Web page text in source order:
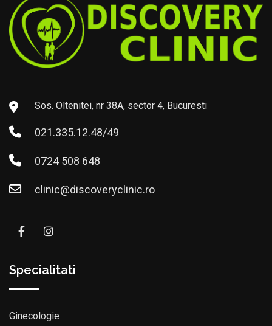
Sos. Oltenitei, nr 38A, sector 4, Bucuresti
021.335.12.48/49
0724 508 648
clinic@discoveryclinic.ro
Specialitati
Ginecologie